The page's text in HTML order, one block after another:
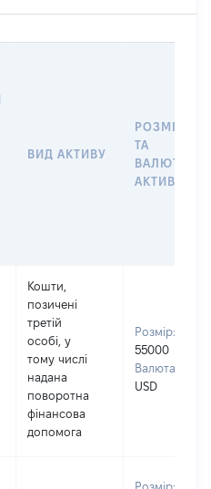
ВИД АКТИВУ
РОЗМІР
ТА
ВАЛЮТА
АКТИВУ
Кошти,
позичені
третій
особі, у
тому числі
надана
поворотна
фінансова
допомога
Розмір:
55000
Валюта:
USD
Розмір: